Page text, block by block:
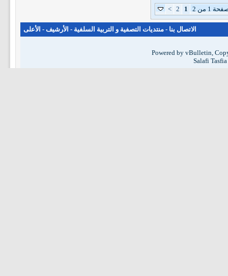
1 من 2 1
2
>
الاتصال بنا - منتديات التصفية و التربية السلفية - الأرشيف - الأعلى
Powered by vBulletin,
Salafi